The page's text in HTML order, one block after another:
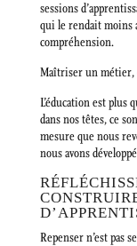
sessions
qui le rendait moins
compréhension.
Maîtriser un métier,
L’éducation est plus
dans nos têtes, ce
mesure que nous
nous avons
Repenser n’est pas